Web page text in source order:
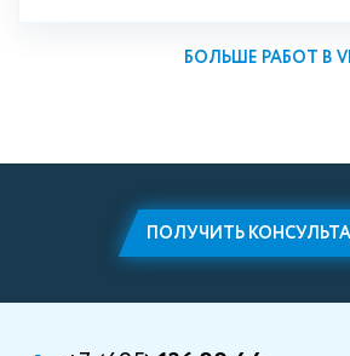
БОЛЬШЕ РАБОТ В
ПОЛУЧИТЬ